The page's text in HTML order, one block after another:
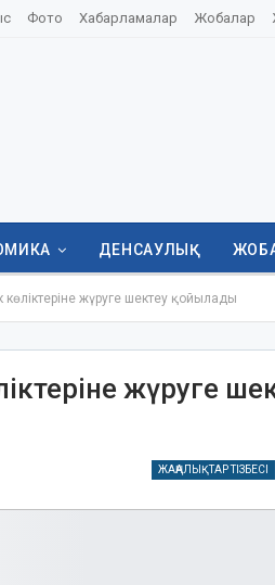
Фото Хабарламалар Жобалар
ДЕНСАУЛЫҚ
жүруге шектеу қойылады
жүруге
ЖАҢАЛЫҚТАР ТІЗБЕСІ